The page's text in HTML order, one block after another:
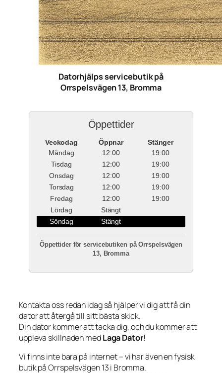
Datorhjälps servicebutik på
Orrspelsvägen 13, Bromma
Öppettider
Veckodag Öppnar
Stänger
Måndag
12:00
19:00
Tisdag
12:00
19:00
Onsdag
12:00
19:00
Torsdag
12:00
19:00
Fredag
12:00
19:00
Lördag
Stängt
Söndag
Stängt
Öppettider för servicebutiken på Orrspelsvägen
13, Bromma
Kontakta oss redan idag så hjälper vi dig att få din
dator att återgå till sitt bästa skick.
Din dator kommer att tacka dig, och du kommer att
uppleva skillnaden medLaga Dator!
Vi finns inte bara på internet – vi har även en fysisk
butik på Orrspelsvägen 13 i Bromma.